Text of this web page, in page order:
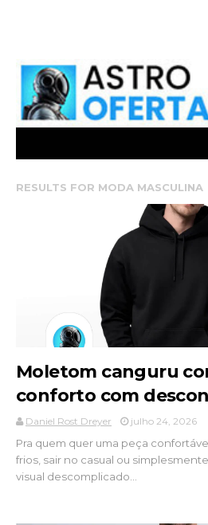
RESULTS FOR MODA MASCULINA
Moletom canguru
conforto com
Daniel Rost Dreyer julho 24, 2026
Pra quem quer uma peça
frios, sair no casual ou
visual descomplicado...